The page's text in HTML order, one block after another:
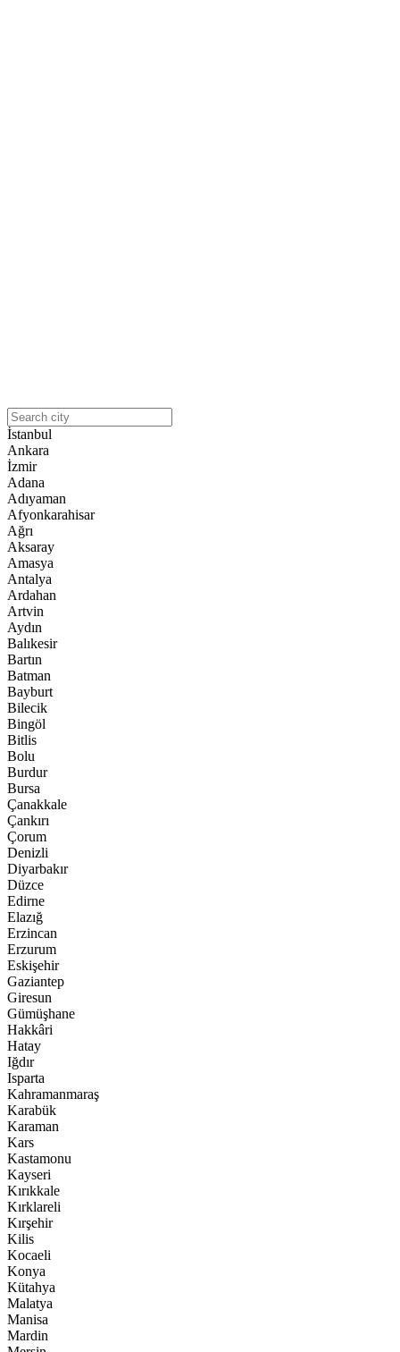
İstanbul
Ankara
İzmir
Adana
Adıyaman
Afyonkarahisar
Ağrı
Aksaray
Amasya
Antalya
Ardahan
Artvin
Aydın
Balıkesir
Bartın
Batman
Bayburt
Bilecik
Bingöl
Bitlis
Bolu
Burdur
Bursa
Çanakkale
Çankırı
Çorum
Denizli
Diyarbakır
Düzce
Edirne
Elazığ
Erzincan
Erzurum
Eskişehir
Gaziantep
Giresun
Gümüşhane
Hakkâri
Hatay
Iğdır
Isparta
Kahramanmaraş
Karabük
Karaman
Kars
Kastamonu
Kayseri
Kırıkkale
Kırklareli
Kırşehir
Kilis
Kocaeli
Konya
Kütahya
Malatya
Manisa
Mardin